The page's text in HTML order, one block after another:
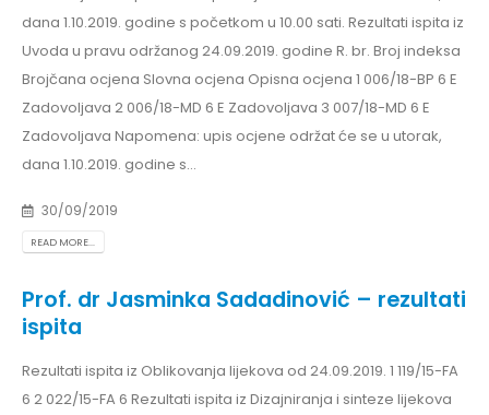
dana 1.10.2019. godine s početkom u 10.00 sati. Rezultati ispita iz
Uvoda u pravu održanog 24.09.2019. godine R. br. Broj indeksa
Brojčana ocjena Slovna ocjena Opisna ocjena 1 006/18-BP 6 E
Zadovoljava 2 006/18-MD 6 E Zadovoljava 3 007/18-MD 6 E
Zadovoljava Napomena: upis ocjene održat će se u utorak,
dana 1.10.2019. godine s...
30/09/2019
READ MORE...
Prof. dr Jasminka Sadadinović – rezultati
ispita
Rezultati ispita iz Oblikovanja lijekova od 24.09.2019. 1 119/15-FA
6 2 022/15-FA 6 Rezultati ispita iz Dizajniranja i sinteze lijekova